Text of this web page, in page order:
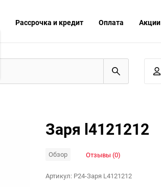
Рассрочка и кредит Оплата Акции
Заря l4121212
Обзор Отзывы (0)
Артикул: P24-Заря L4121212